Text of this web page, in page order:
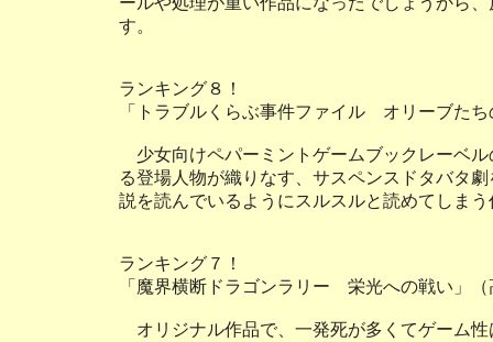
す。
ランキング８！
「トラブルくらぶ事件ファイル オリーブた
少女向けペパーミントゲームブックレーベ
る登場人物が織りなす、サスペンスドタバタ
説を読んでいるようにスルスルと読めてしま
ランキング７！
「魔界横断ドラゴンラリー 栄光への戦い」（
オリジナル作品で、一発死が多くてゲーム